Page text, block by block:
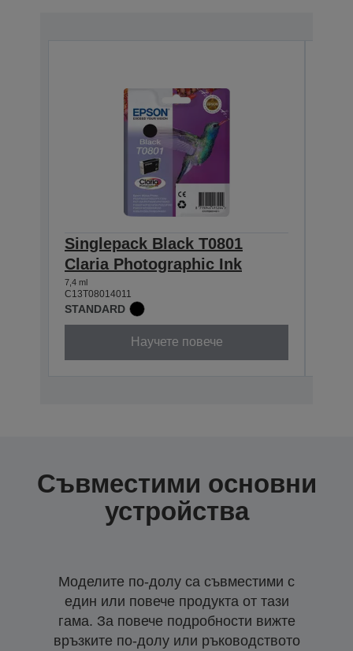
Singlepack Black T0801
Claria Photographic Ink
7,4 ml
C13T08014011
STANDARD
Научете повече
Съвместими основни
устройства
Моделите по-долу са съвместими с
един или повече продукта от тази
гама. За повече подробности вижте
връзките по-долу или ръководството